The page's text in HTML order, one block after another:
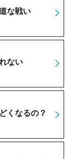
な戦い
ない
くなるの？